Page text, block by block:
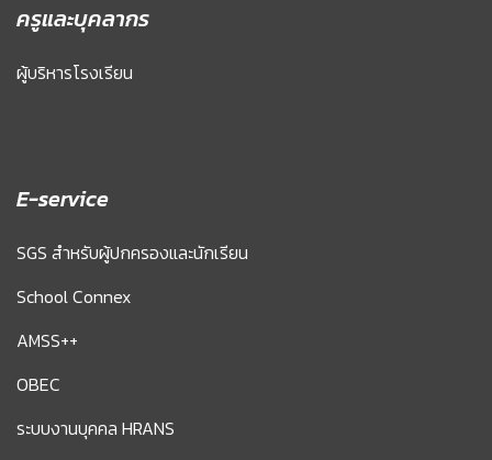
ครูและบุคลากร
ผู้บริหารโรงเรียน
E-service
SGS สำหรับผู้ปกครองและนักเรียน
School Connex
AMSS++
OBEC
ระบบงานบุคคล HRANS